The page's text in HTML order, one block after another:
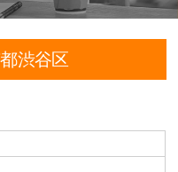
渋谷区